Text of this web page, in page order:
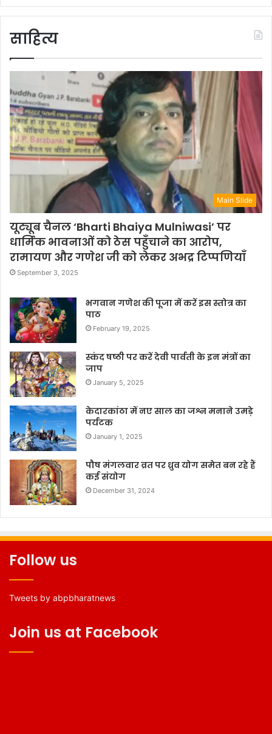
साहित्य
Main Slide
यूट्यूब चैनल ‘Bharti Bhaiya Mulniwasi’ पर
धार्मिक भावनाओं को ठेस पहुँचाने का आरोप,
रामायण और गणेश जी को लेकर अभद्र टिप्पणियाँ
September 3, 2025
भगवान गणेश की पूजा में करें इस स्तोत्र का
पाठ
February 19, 2025
स्कंद षष्ठी पर करें देवी पार्वती के इन मंत्रों का
जाप
January 5, 2025
केदारकांठा में नए साल का जश्न मनाने उमड़े
पर्यटक
January 1, 2025
पौष मंगलवार व्रत पर ध्रुव योग समेत बन रहे हैं
कई संयोग
December 31, 2024
Follow us
Tweets by abpbharatnews
Join us at Facebook